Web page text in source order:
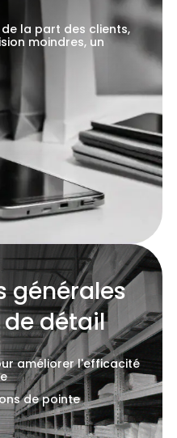
la part des clients,
moindres, un
générales
détail
améliorer l'efficacité
de pointe